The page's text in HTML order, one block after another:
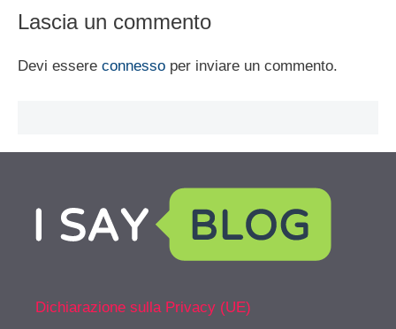
Lascia un commento
Devi essere connesso per inviare un commento.
Dichiarazione sulla Privacy (UE)